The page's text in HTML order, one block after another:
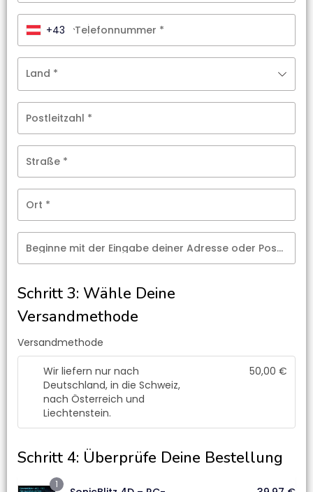
Telefonnummer *
+43
Land *
Postleitzahl *
Straße *
Ort *
Beginne mit der Eingabe deiner Adresse oder Postleitzahl
Schritt 3: Wähle Deine
Versandmethode
Versandmethode
Wir liefern nur nach
Deutschland, in die Schweiz,
nach Österreich und
Liechtenstein.
50,00 €
Schritt 4: Überprüfe Deine Bestellung
1